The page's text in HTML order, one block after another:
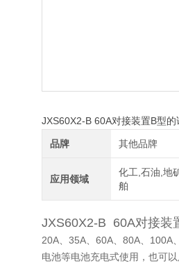
JXS60X2-B 60A对接装置B型
品牌 其他品牌
应用领域
化工,石油,地
舶
JXS60X2-B 60A对接装
20A、35A、60A、80A、100A
电池等电池充电式使用，也可